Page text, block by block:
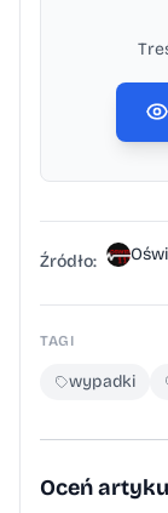
Źródło:
TAGI
wypadki
Oceń